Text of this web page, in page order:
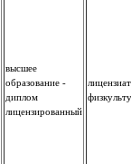
высшее
образование -
диплом
лицензированный